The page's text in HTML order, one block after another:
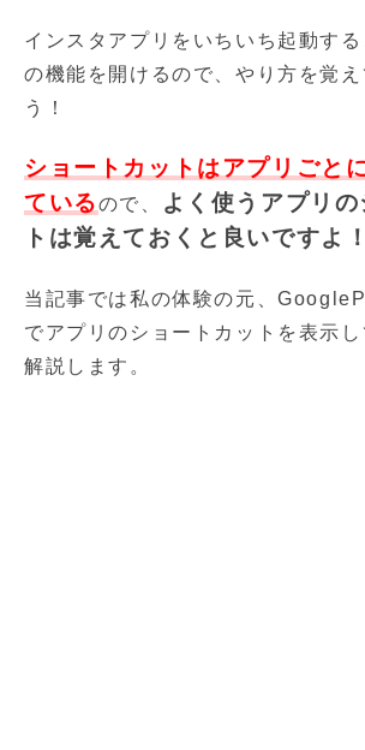
インスタアプリをいちいち起動す
の機能を開けるので、やり方を覚え
う！
ショートカットはアプリごと
ているので、
よく使うアプリ
トは覚えておくと良いですよ！
当記事では私の体験の元、
でアプリのショートカットを表示
解説します。